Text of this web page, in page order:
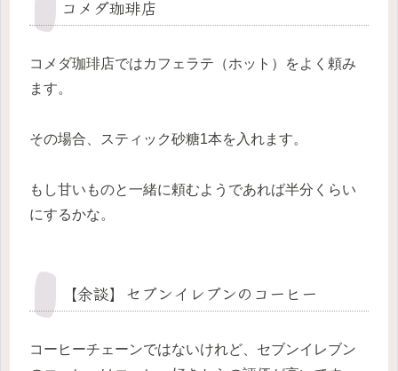
コメダ珈琲店
コメダ珈琲店ではカフェラテ（ホット）をよく頼み
ます。
その場合、スティック砂糖1本を入れます。
もし甘いものと一緒に頼むようであれば半分くらい
にするかな。
【余談】セブンイレブンのコーヒー
コーヒーチェーンではないけれど、セブンイレブン